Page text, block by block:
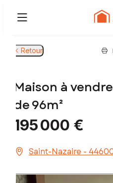
Retour
Maison à vendre
de 96m²
195 000 €
Saint-Nazaire -